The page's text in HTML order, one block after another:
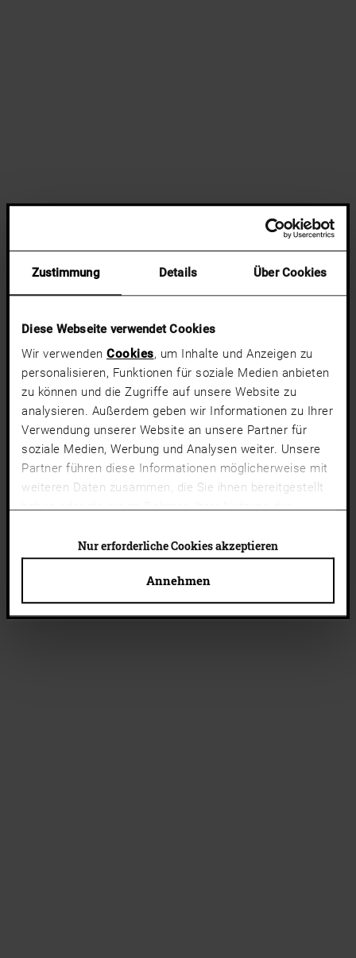
Zustimmung Details Über Cookies
Diese Webseite verwendet Cookies
Wir verwenden Cookies, um Inhalte und Anzeigen zu
personalisieren, Funktionen für soziale Medien anbieten
zu können und die Zugriffe auf unsere Website zu
analysieren. Außerdem geben wir Informationen zu Ihrer
Verwendung unserer Website an unsere Partner für
soziale Medien, Werbung und Analysen weiter. Unsere
Partner führen diese Informationen möglicherweise mit
weiteren Daten zusammen, die Sie ihnen bereitgestellt
haben oder die sie im Rahmen Ihrer Nutzung der
können auch abgelehnt werden. Du kannst deine
Cookie-Einstellungen jederzeit ändern.
Annehmen
Nur erforderliche Cookies akzeptieren